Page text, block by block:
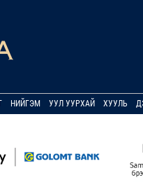
НИЙГЭМ УУЛ УУРХАЙ ХУУЛЬ